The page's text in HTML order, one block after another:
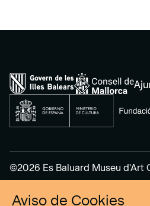
©2026 Es Baluard Museu d'Art
Aviso de Cookies